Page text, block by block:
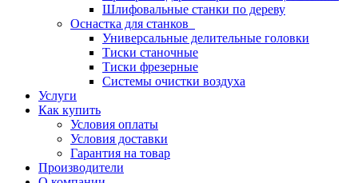
Шлифовальные станки по дереву
Оснастка для станков
Универсальные делительные головки
Тиски станочные
Тиски фрезерные
Системы очистки воздуха
Услуги
Как купить
Условия оплаты
Условия доставки
Гарантия на товар
Производители